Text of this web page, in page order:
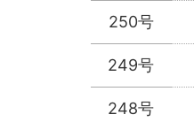
250号
249号
248号